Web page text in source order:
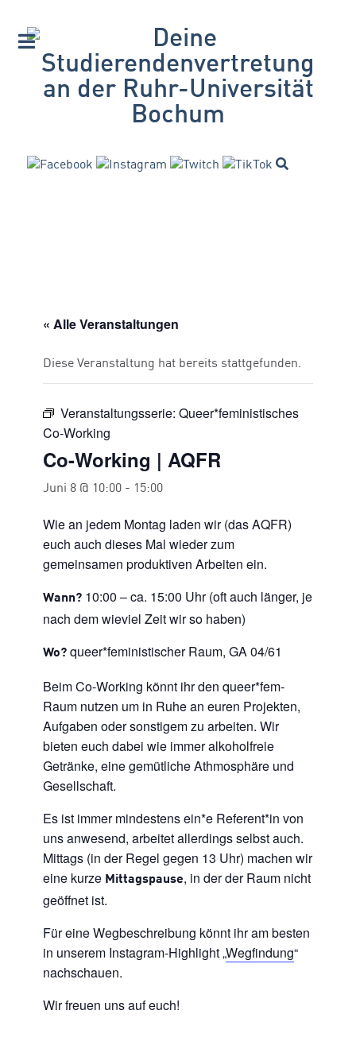
« Alle Veranstaltungen
Diese Veranstaltung hat bereits stattgefunden.
Veranstaltungsserie: Queer*feministisches
Co-Working
Co-Working | AQFR
Juni 8 @ 10:00 - 15:00
Wie an jedem Montag laden wir (das AQFR)
euch auch dieses Mal wieder zum
gemeinsamen produktiven Arbeiten ein.
Wann? 10:00 – ca. 15:00 Uhr (oft auch länger, je
nach dem wieviel Zeit wir so haben)
Wo? queer*feministischer Raum, GA 04/61
Beim Co-Working könnt ihr den queer*fem-
Raum nutzen um in Ruhe an euren Projekten,
Aufgaben oder sonstigem zu arbeiten. Wir
bieten euch dabei wie immer alkoholfreie
Getränke, eine gemütliche Athmosphäre und
Gesellschaft.
Es ist immer mindestens ein*e Referent*in von
uns anwesend, arbeitet allerdings selbst auch.
Mittags (in der Regel gegen 13 Uhr) machen wir
eine kurze Mittagspause, in der der Raum nicht
geöffnet ist.
Für eine Wegbeschreibung könnt ihr am besten
in unserem Instagram-Highlight „Wegfindung“
nachschauen.
Wir freuen uns auf euch!